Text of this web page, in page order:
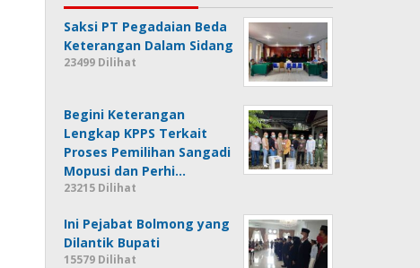
Saksi PT Pegadaian Beda
Keterangan Dalam Sidang
23499 Dilihat
Begini Keterangan
Lengkap KPPS Terkait
Proses Pemilihan Sangadi
Mopusi dan Perhi…
23215 Dilihat
Ini Pejabat Bolmong yang
Dilantik Bupati
15579 Dilihat